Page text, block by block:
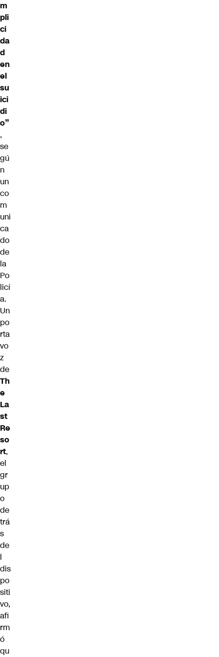
m
pli
ci
da
d
en
el
su
ici
di
o”
,
se
gú
n
un
co
m
uni
ca
do
de
la
Po
licí
a.
Un
po
rta
vo
z
de
Th
e
La
st
Re
so
rt,
el
gr
up
o
de
trá
s
de
l
dis
po
siti
vo,
afi
rm
ó
qu